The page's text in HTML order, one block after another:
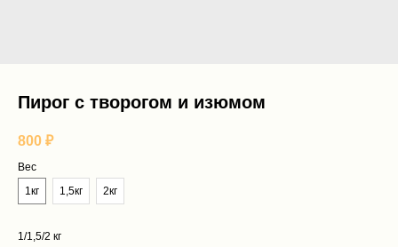
Пирог с творогом и изюмом
800 ₽
Вес
1кг
1,5кг 2кг
1/1,5/2 кг